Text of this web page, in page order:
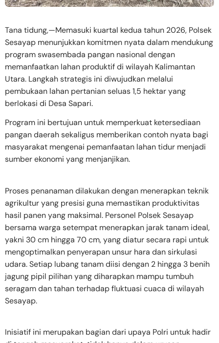
​Tana tidung,—Memasuki kuartal kedua tahun 2026, Polsek
Sesayap menunjukkan komitmen nyata dalam mendukung
program swasembada pangan nasional dengan
memanfaatkan lahan produktif di wilayah Kalimantan
Utara. Langkah strategis ini diwujudkan melalui
pembukaan lahan pertanian seluas 1,5 hektar yang
berlokasi di Desa Sapari.
Program ini bertujuan untuk memperkuat ketersediaan
pangan daerah sekaligus memberikan contoh nyata bagi
masyarakat mengenai pemanfaatan lahan tidur menjadi
sumber ekonomi yang menjanjikan.
​Proses penanaman dilakukan dengan menerapkan teknik
agrikultur yang presisi guna memastikan produktivitas
hasil panen yang maksimal. Personel Polsek Sesayap
bersama warga setempat menerapkan jarak tanam ideal,
yakni 30 cm hingga 70 cm, yang diatur secara rapi untuk
mengoptimalkan penyerapan unsur hara dan sirkulasi
udara. Setiap lubang tanam diisi dengan 2 hingga 3 benih
jagung pipil pilihan yang diharapkan mampu tumbuh
seragam dan tahan terhadap fluktuasi cuaca di wilayah
Sesayap.
​Inisiatif ini merupakan bagian dari upaya Polri untuk hadir